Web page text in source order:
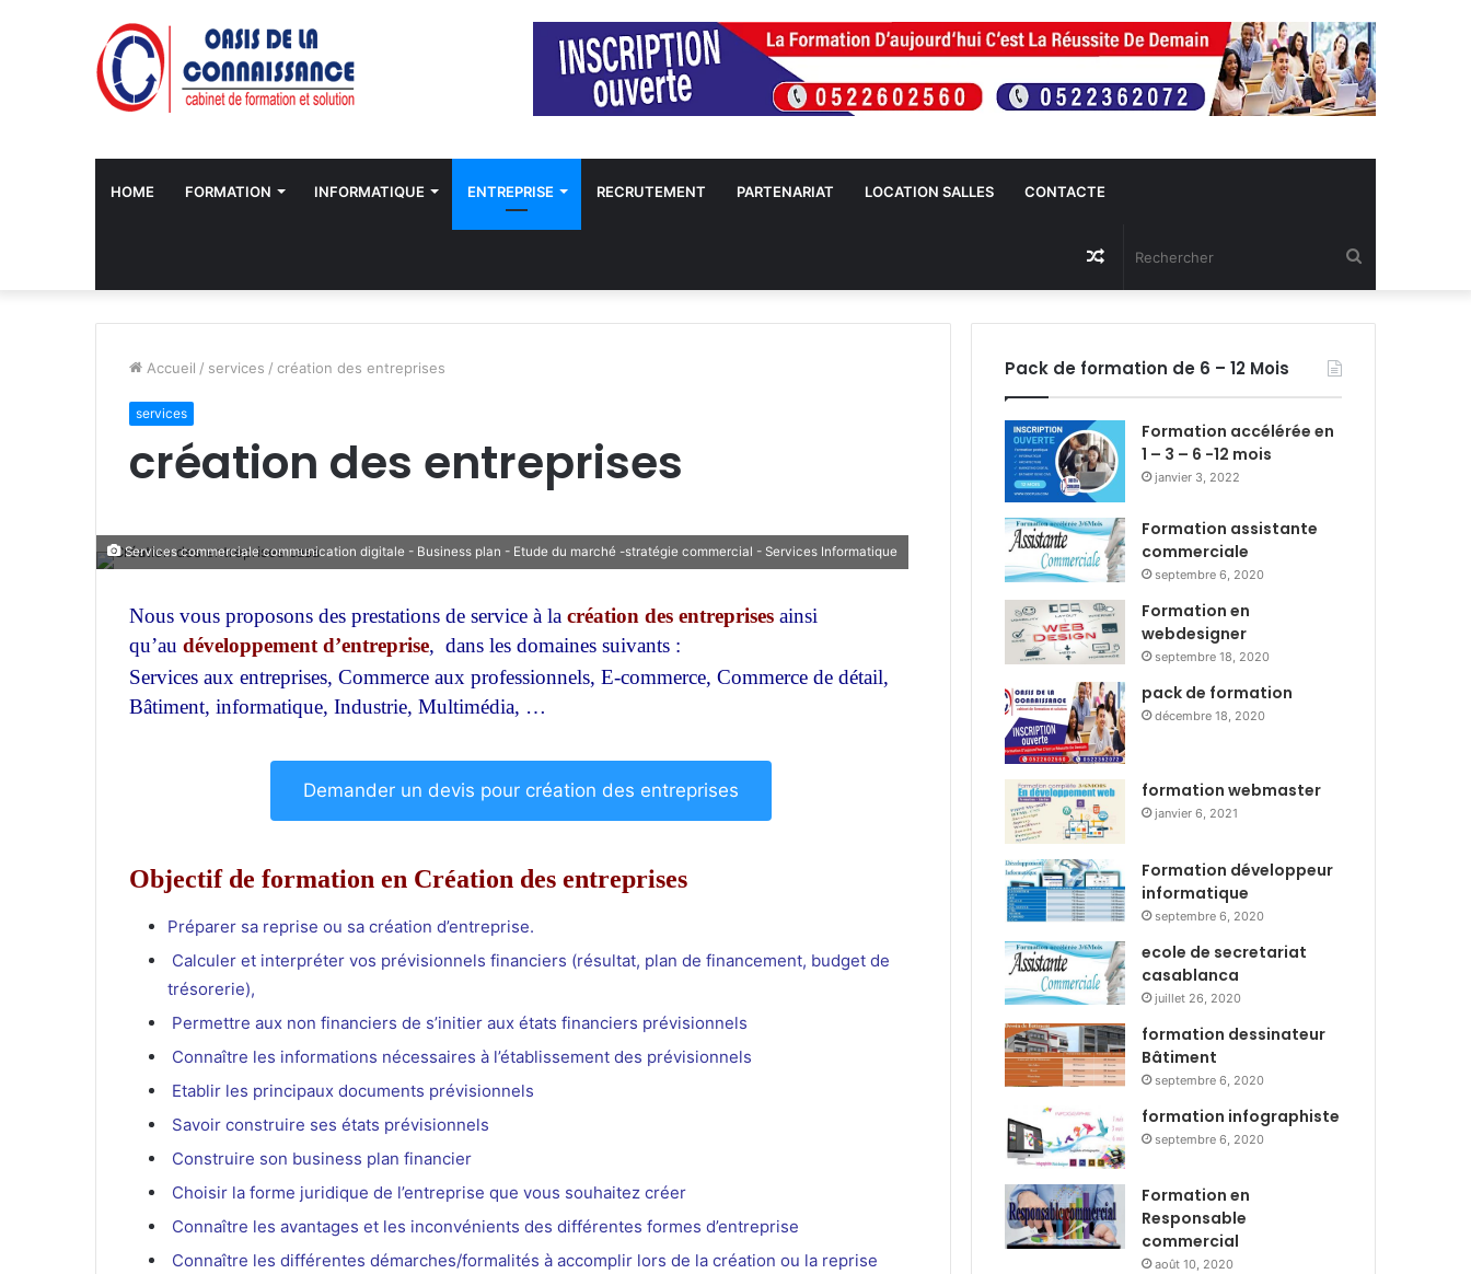
HOME FORMATION INFORMATIQUE ENTREPRISE RECRUTEMENT PARTENARIAT LOCATION SALLES CONTACTE
Article
Aléatoire
Accueil / services / création des entreprises
services
création des entreprises
Services commerciale communication digitale - Business plan - Etude du marché -stratégie commercial - Services Informatique
Nous vous proposons des prestations de service à la création des entreprises ainsi
qu’au développement d’entreprise, dans les domaines suivants :
Services aux entreprises, Commerce aux professionnels, E-commerce, Commerce de détail,
Bâtiment, informatique, Industrie, Multimédia, …
Demander un devis pour création des entreprises
Objectif de formation en Création des entreprises
Préparer sa reprise ou sa création d’entreprise.
Calculer et interpréter vos prévisionnels financiers (résultat, plan de financement, budget de
trésorerie),
Permettre aux non financiers de s’initier aux états financiers prévisionnels
Connaître les informations nécessaires à l’établissement des prévisionnels
Etablir les principaux documents prévisionnels
Savoir construire ses états prévisionnels
Construire son business plan financier
Choisir la forme juridique de l’entreprise que vous souhaitez créer
Connaître les avantages et les inconvénients des différentes formes d’entreprise
Connaître les différentes démarches/formalités à accomplir lors de la création ou la reprise
Pack de formation de 6 – 12 Mois
Formation accélérée en
1 – 3 – 6 -12 mois
janvier 3, 2022
Formation assistante
commerciale
septembre 6, 2020
Formation en
webdesigner
septembre 18, 2020
pack de formation
décembre 18, 2020
formation webmaster
janvier 6, 2021
Formation développeur
informatique
septembre 6, 2020
ecole de secretariat
casablanca
juillet 26, 2020
formation dessinateur
Bâtiment
septembre 6, 2020
formation infographiste
septembre 6, 2020
Formation en
Responsable
commercial
août 10, 2020